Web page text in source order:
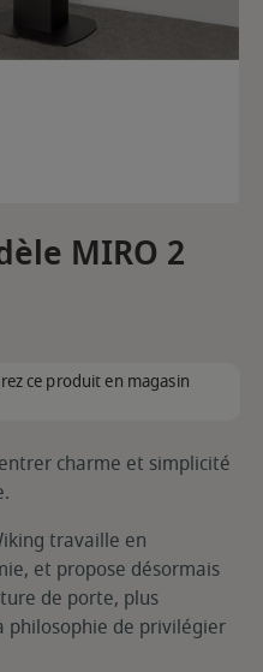
MIRO 2
ce produit en magasin
charme et simplicité
travaille en
et propose désormais
de porte, plus
philosophie de privilégier